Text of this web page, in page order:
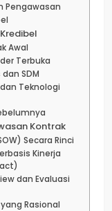
Pengawasan
Awal
Terbuka
SDM
Teknologi
Kontrak
Secara Rinci
Kinerja
dan Evaluasi
Rasional